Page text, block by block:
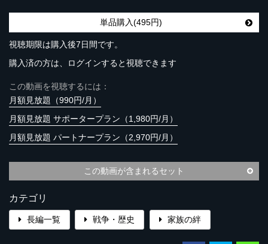
単品購入(495円)
視聴期限は購入後7日間です。
購入済の方は、ログインすると視聴できます
この動画を視聴するには：
月額見放題（990円/月）
月額見放題 サポータープラン（1,980円/月）
月額見放題 パートナープラン（2,970円/月）
この動画が含まれるセット
カテゴリ
長編一覧 戦争・歴史 家族の絆